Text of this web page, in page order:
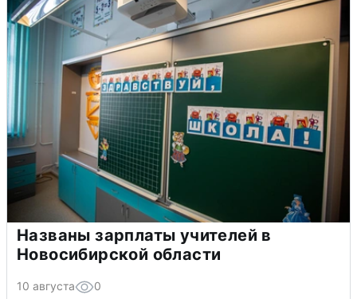
Названы зарплаты учителей в
Новосибирской области
10 августа 0